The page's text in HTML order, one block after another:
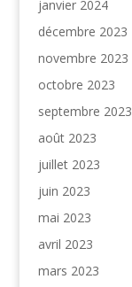
janvier 2024
décembre 2023
novembre 2023
octobre 2023
septembre 2023
août 2023
juillet 2023
juin 2023
mai 2023
avril 2023
mars 2023